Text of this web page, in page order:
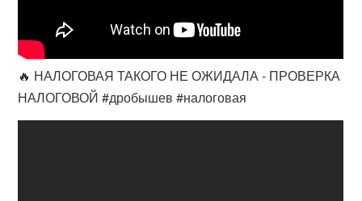
🔥 НАЛОГОВАЯ ТАКОГО НЕ ОЖИДАЛА - ПРОВЕРКА
НАЛОГОВОЙ #дробышев #налоговая